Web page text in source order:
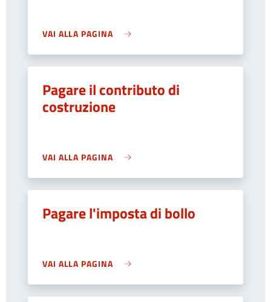
VAI ALLA PAGINA
Pagare il contributo di
costruzione
VAI ALLA PAGINA
Pagare l'imposta di bollo
VAI ALLA PAGINA